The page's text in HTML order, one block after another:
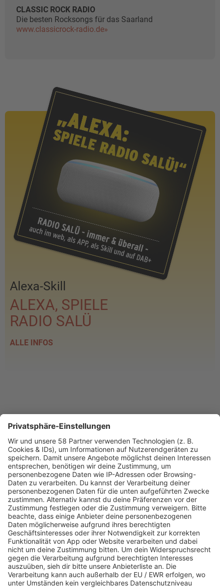
CLASSIC ROCK RADIO
Die besten Rocksongs für das Saarland
www.classicrock-radio.de»
Alexa-Skill
ALEXA, SPIELE
RADIO SALÜ
ALLE INFOS
PROGRAMM
Webstream
Webcam
SALÜ am Morgen
Podcast
Aktuelle Beiträge und Themen
Sound of Saarland
Martina Straten
Hitstory
Schlaumeier-Duell
Mundwerk - schlau frühstücken